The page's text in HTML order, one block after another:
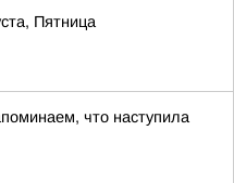
Пятница
что наступила